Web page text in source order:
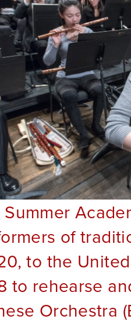
Summer
of
to the
to rehearse
Orchestra